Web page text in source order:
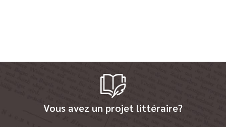
Vous avez un projet littéraire?